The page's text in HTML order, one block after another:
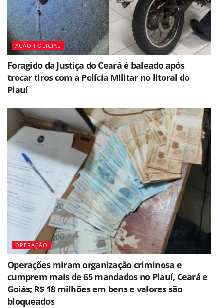
AÇÃO POLICIAL
Foragido da Justiça do Ceará é baleado após
trocar tiros com a Polícia Militar no litoral do
Piauí
OPERAÇÃO
Operações miram organização criminosa e
cumprem mais de 65 mandados no Piauí, Ceará e
Goiás; R$ 18 milhões em bens e valores são
bloqueados